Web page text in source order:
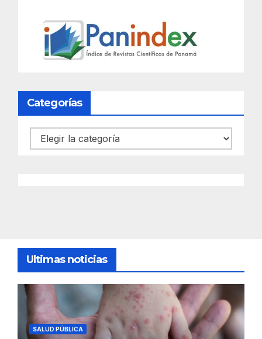
Categorías
Categorías
Ultimas noticias
SALUD PÚBLICA